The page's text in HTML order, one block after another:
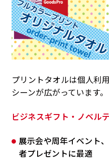
プリントタオルは個人利
シーンが広がっています。
ビジネスギフト・ノベル
展示会や周年イベント
者プレゼントに最適